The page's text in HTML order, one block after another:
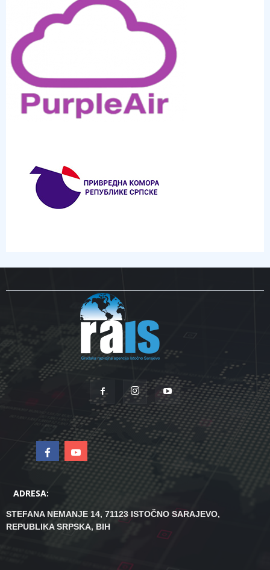
ADRESA:
STEFANA NEMANJE 14, 71123 ISTOČNO SARAJEVO,
REPUBLIKA SRPSKA, BIH